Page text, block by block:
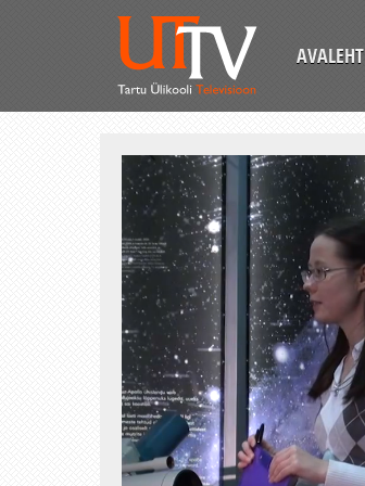
AVALEHT